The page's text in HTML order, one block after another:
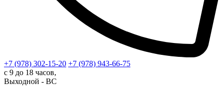
+7 (978) 302-15-20 +7 (978) 943-66-75
с 9 до 18 часов,
Выходной - ВС